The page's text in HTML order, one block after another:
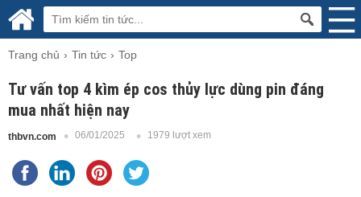
Trang chủ Tin tức Top
Tư vấn top 4 kìm ép cos thủy lực dùng pin đáng
mua nhất hiện nay
thbvn.com 06/01/2025 1979 lượt xem